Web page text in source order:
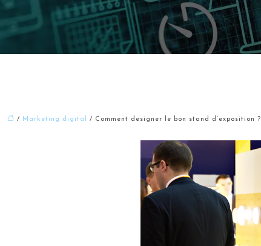
/ Marketing digital / Comment designer le bon stand d’exposition ?